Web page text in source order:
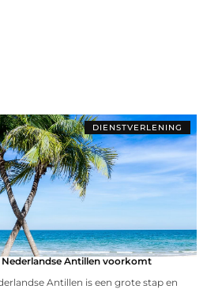
DIENSTVERLENING
Nederlandse Antillen voorkomt
Antillen is een grote stap en